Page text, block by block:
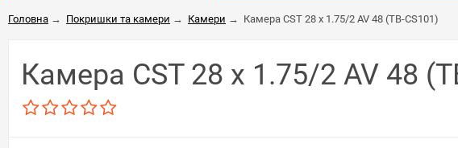
Головна → Покришки та камери → Камери → Камера CST 28 x 1.75/2 AV 48 (TB-CS101)
Камера CST 28 x 1.75/2 AV 48